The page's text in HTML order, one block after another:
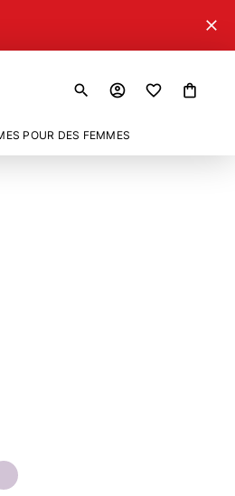
close
search account_circle shopping_bag
POUR DES FEMMES